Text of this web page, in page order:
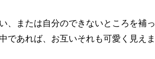
、または自分のできないところを補っ
であれば、お互いそれも可愛く見えま